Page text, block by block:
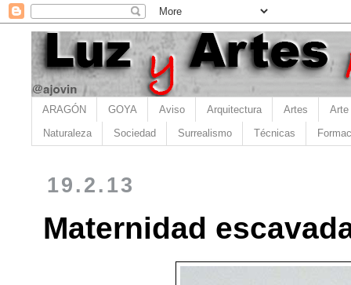
ARAGÓN GOYA Aviso Arquitectura Artes Arte
Naturaleza Sociedad Surrealismo Técnicas
19.2.13
Maternidad